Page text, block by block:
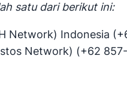
satu dari berikut ini:
Network) Indonesia
Network) (+62